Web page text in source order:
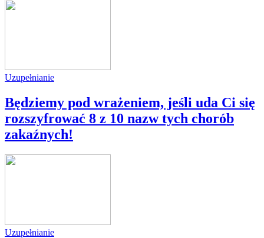
Uzupełnianie
Będziemy pod wrażeniem, jeśli uda Ci się
rozszyfrować 8 z 10 nazw tych chorób
zakaźnych!
Uzupełnianie